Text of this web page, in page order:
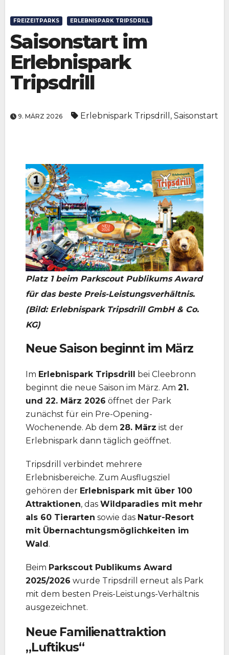
FREIZEITPARKS ERLEBNISPARK TRIPSDRILL
Saisonstart im
Erlebnispark
Tripsdrill
9. MÄRZ 2026 Erlebnispark Tripsdrill , Saisonstart
Platz 1 beim Parkscout Publikums Award
für das beste Preis-Leistungsverhältnis.
(Bild: Erlebnispark Tripsdrill GmbH & Co.
KG)
Neue Saison beginnt im März
Im Erlebnispark Tripsdrill bei Cleebronn
beginnt die neue Saison im März. Am 21.
und 22. März 2026 öffnet der Park
zunächst für ein Pre-Opening-
Wochenende. Ab dem 28. März ist der
Erlebnispark dann täglich geöffnet.
Tripsdrill verbindet mehrere
Erlebnisbereiche. Zum Ausflugsziel
gehören der Erlebnispark mit über 100
Attraktionen, das Wildparadies mit mehr
als 60 Tierarten sowie das Natur-Resort
mit Übernachtungsmöglichkeiten im
Wald.
Beim Parkscout Publikums Award
2025/2026 wurde Tripsdrill erneut als Park
mit dem besten Preis-Leistungs-Verhältnis
ausgezeichnet.
Neue Familienattraktion
„Luftikus“